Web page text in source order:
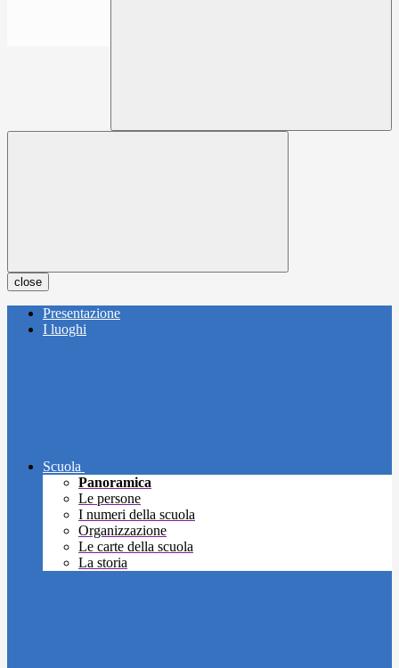
close
Presentazione
I luoghi
Scuola
Panoramica
Le persone
I numeri della scuola
Organizzazione
Le carte della scuola
La storia